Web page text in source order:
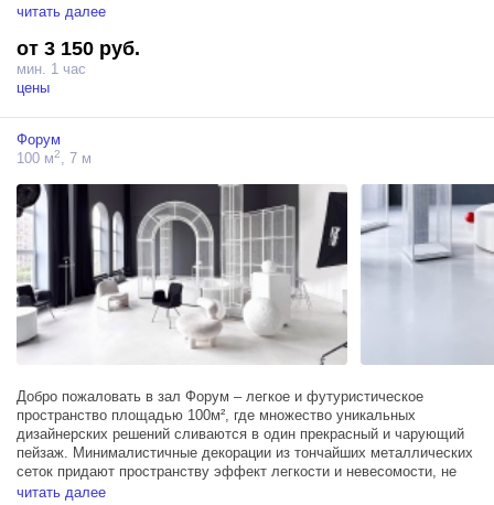
составляет 7,5м, пространство оснащено тремя источниками
Profoto D1 500, гримерным столом и новой изюминкой – высокими
арочными окнами, обеспечивающими не только естественный свет,
дополняющими интерьер зала.
читать далее
от 3 150 руб.
мин. 1 час
цены
Форум
100 м2 , 7 м
Добро пожаловать в зал Форум – легкое и футуристическое
пространство площадью 100м², где множество уникальных
дизайнерских решений сливаются в один прекрасный и чарующий
пейзаж. Минималистичные декорации из тончайших металлических
сеток придают пространству эффект легкости и невесомости, не
смотря на внушительные размеры. Усовершенствованная
читать далее